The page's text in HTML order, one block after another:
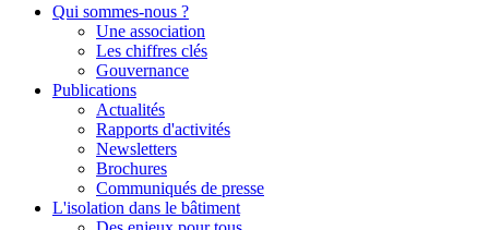
Qui sommes-nous ?
Une association
Les chiffres clés
Gouvernance
Publications
Actualités
Rapports d'activités
Newsletters
Brochures
Communiqués de presse
L'isolation dans le bâtiment